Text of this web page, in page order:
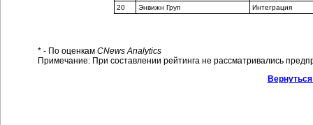
20
Энвижн Груп Интеграция
* - По оценкам CNews Analytics
Примечание: При составлении рейтинга не рассматривались